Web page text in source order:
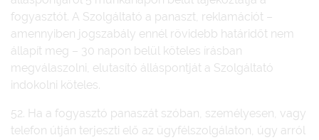
fogyasztót. A Szolgáltató a panaszt, reklamációt –
amennyiben jogszabály ennél rövidebb határidőt nem
állapít meg – 30 napon belül köteles írásban
megválaszolni, elutasító álláspontját a Szolgáltató
indokolni köteles.
52. Ha a fogyasztó panaszát szóban, személyesen, vagy
telefon útján terjeszti elő az ügyfélszolgálaton, úgy arról